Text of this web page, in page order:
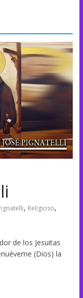
, Religioso,
de los Jesuitas
(Dios) la